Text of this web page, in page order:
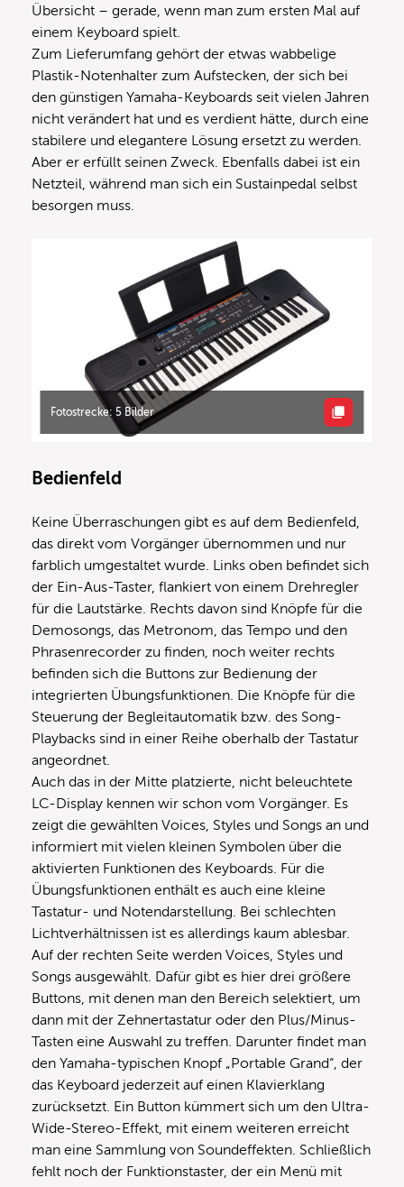
Übersicht – gerade, wenn man zum ersten Mal auf
einem Keyboard spielt.
Zum Lieferumfang gehört der etwas wabbelige
Plastik-Notenhalter zum Aufstecken, der sich bei
den günstigen Yamaha-Keyboards seit vielen Jahren
nicht verändert hat und es verdient hätte, durch eine
stabilere und elegantere Lösung ersetzt zu werden.
Aber er erfüllt seinen Zweck. Ebenfalls dabei ist ein
Netzteil, während man sich ein Sustainpedal selbst
besorgen muss.
Fotostrecke: 5 Bilder
Bedienfeld
Keine Überraschungen gibt es auf dem Bedienfeld,
das direkt vom Vorgänger übernommen und nur
farblich umgestaltet wurde. Links oben befindet sich
der Ein-Aus-Taster, flankiert von einem Drehregler
für die Lautstärke. Rechts davon sind Knöpfe für die
Demosongs, das Metronom, das Tempo und den
Phrasenrecorder zu finden, noch weiter rechts
befinden sich die Buttons zur Bedienung der
integrierten Übungsfunktionen. Die Knöpfe für die
Steuerung der Begleitautomatik bzw. des Song-
Playbacks sind in einer Reihe oberhalb der Tastatur
angeordnet.
Auch das in der Mitte platzierte, nicht beleuchtete
LC-Display kennen wir schon vom Vorgänger. Es
zeigt die gewählten Voices, Styles und Songs an und
informiert mit vielen kleinen Symbolen über die
aktivierten Funktionen des Keyboards. Für die
Übungsfunktionen enthält es auch eine kleine
Tastatur- und Notendarstellung. Bei schlechten
Lichtverhältnissen ist es allerdings kaum ablesbar.
Auf der rechten Seite werden Voices, Styles und
Songs ausgewählt. Dafür gibt es hier drei größere
Buttons, mit denen man den Bereich selektiert, um
dann mit der Zehnertastatur oder den Plus/Minus-
Tasten eine Auswahl zu treffen. Darunter findet man
den Yamaha-typischen Knopf „Portable Grand“, der
das Keyboard jederzeit auf einen Klavierklang
zurücksetzt. Ein Button kümmert sich um den Ultra-
Wide-Stereo-Effekt, mit einem weiteren erreicht
man eine Sammlung von Soundeffekten. Schließlich
fehlt noch der Funktionstaster, der ein Menü mit